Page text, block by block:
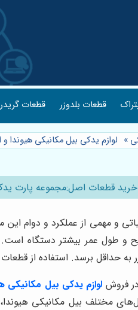
قطعات بلدوزر قطعات گریدر
» لوازم یدکی بیل مکانیکی
خرید قطعات اصل:مجموعه پارت
و مهمی از عملکرد و دوام این
و طول عمر بیشتر دستگاه
به حداقل برسد. استفاده از
فروش لوازم یدکی بیل مکانیکی
مختلف بیل مکانیکی